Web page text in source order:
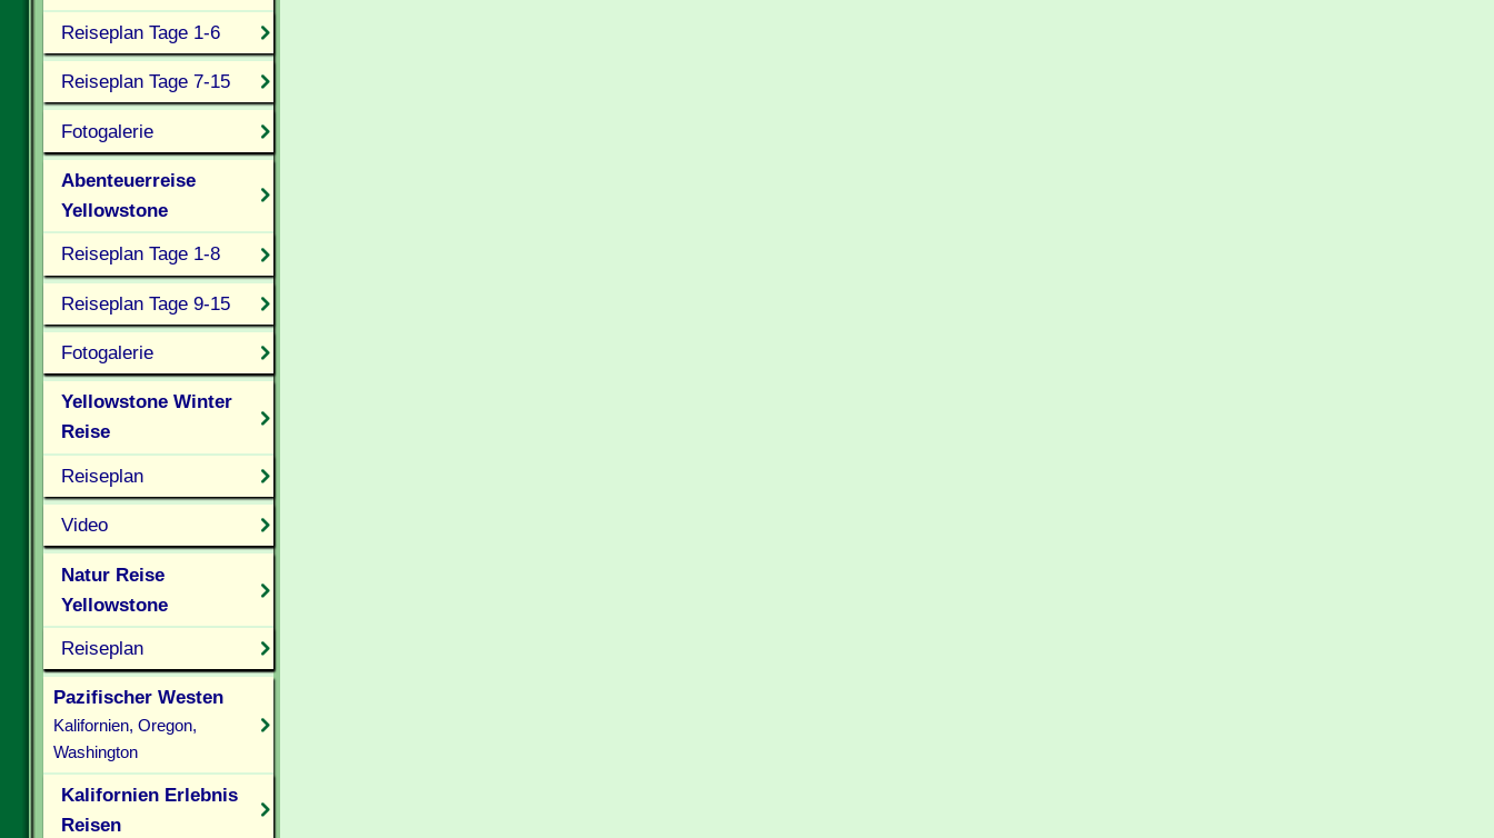
Reiseplan Tage 1-6
Reiseplan Tage 7-15
Fotogalerie
Abenteuerreise
Yellowstone
Reiseplan Tage 1-8
Reiseplan Tage 9-15
Fotogalerie
Yellowstone Winter
Reise
Reiseplan
Video
Natur Reise
Yellowstone
Reiseplan
Pazifischer Westen
Kalifornien, Oregon,
Washington
Kalifornien Erlebnis
Reisen